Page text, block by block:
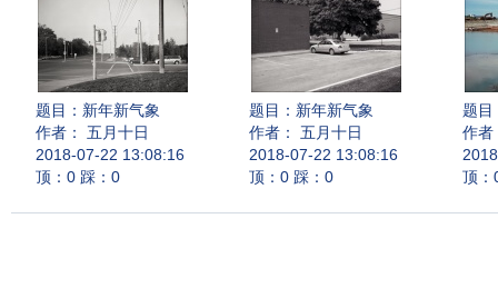
题目： 新年新气象
作者： 五月十日
2018-07-22 13:08:16
顶：0 踩：0
题目： 新年新气象
作者： 五月十日
2018-07-22 13:08:16
顶：0 踩：0
题目
作者
顶：